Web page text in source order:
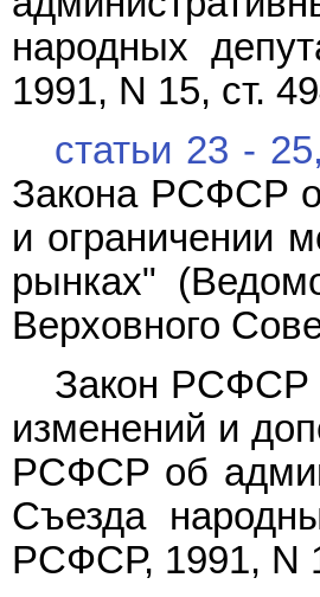
народных
1991, N 15, ст.
статьи 23 - 25,
Закона РСФСР
и ограничении
рынках"
Верховного
Закон РСФСР
изменений и
РСФСР об
Съезда
РСФСР, 1991, N